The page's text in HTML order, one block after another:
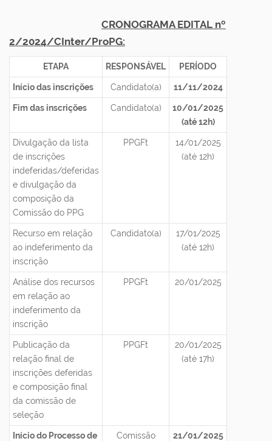
CRONOGRAMAEDITAL nº
2/2024/CInter/ProPG:
ETAPA RESPONSÁVEL PERÍODO
Início das inscrições Candidato(a) 11/11/2024
Fim das inscrições Candidato(a)
10/01/2025
(até 12h)
Divulgação da lista
de inscrições
indeferidas/deferidas
e divulgação da
composição da
Comissão do PPG
PPGFt
14/01/2025
(até 12h)
Recurso em relação
ao indeferimento da
inscrição
Candidato(a)
17/01/2025
(até 12h)
Análise dos recursos
em relação ao
indeferimento da
inscrição
PPGFt 20/01/2025
Publicação da
relação final de
inscrições deferidas
e composição final
da comissão de
seleção
PPGFt
20/01/2025
(até 17h)
Início do Processo de
Comissão
21/01/2025